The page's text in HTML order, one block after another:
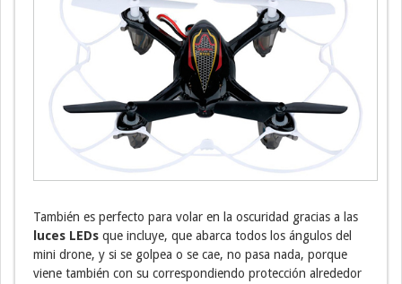
También es perfecto para volar en la oscuridad gracias a las
luces LEDs que incluye, que abarca todos los ángulos del
mini drone, y si se golpea o se cae, no pasa nada, porque
viene también con su correspondiendo protección alrededor